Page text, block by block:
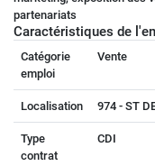
partenariats
Caractéristiques de
Catégorie
emploi
Vente
Localisation 974 - ST
Type
contrat
CDI